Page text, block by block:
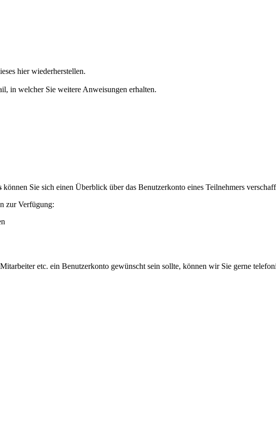
hier wiederherstellen.
in welcher Sie weitere Anweisungen erhalten.
können Sie sich einen Überblick über das Benutzerkonto eines Teilnehmers
zur Verfügung:
etc. ein Benutzerkonto gewünscht sein sollte, können wir Sie gerne